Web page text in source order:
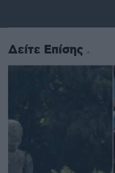
Δείτε Επίσης